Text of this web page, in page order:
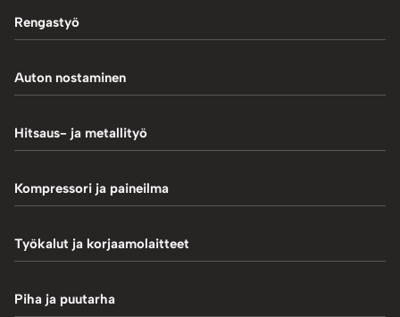
Rengastyö
Palteennostin
Rengastarvikkeet/työkalut
Rengasventtiilit
Tasapainotuskoneet
Auton nostaminen
1-Pilarinostimet
4-Pilarinostimet
Saksinostimet ja Matalanostimet
Hitsaus- ja metallityö
Hitsaustarvikkeet
Metallityö
MIG-hitsaus
Kompressori ja paineilma
Hiekkapuhallus
Työkalut ja korjaamolaitteet
Akkulaturit ja testerit
Piha ja puutarha